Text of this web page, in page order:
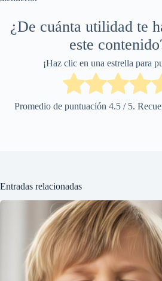
¿De cuánta utilidad te
este
¡Haz clic en una estrella para
Promedio de puntuación 4.5/ 5.
Entradas relacionadas